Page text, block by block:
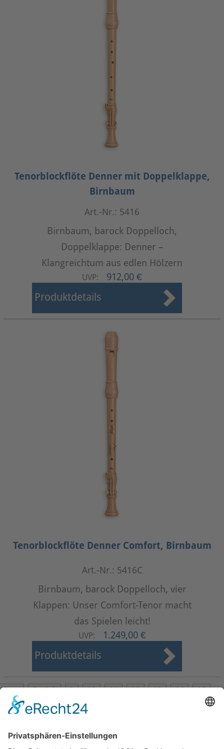
Tenorblockflöte Denner mit Doppelklappe,
Birnbaum
Art.-Nr.: 5416
Birnbaum, barock Doppelloch,
Doppelklappe: Denner –
Klangreichtum aus edlen Hölzern
UVP: 912,00 €
Produktdetails
Tenorblockflöte Denner Comfort, Birnbaum
Art.-Nr.: 5416C
Birnbaum, barock Doppelloch, vier
Klappen: Unser Comfort-Tenor macht
das Spielen leicht!
UVP: 1.249,00 €
Produktdetails
Start Zurück 9 10 11 12 13 14
15
Seite 14 von 24